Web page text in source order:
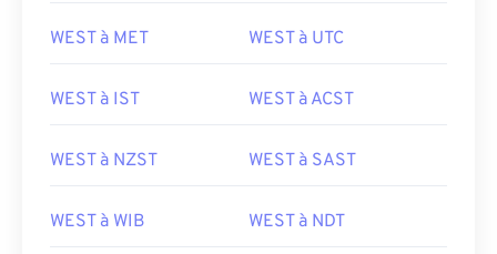
WEST à MET WEST à UTC
WEST à IST WEST à ACST
WEST à NZST WEST à SAST
WEST à WIB WEST à NDT